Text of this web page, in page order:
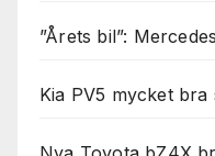
”Årets bil”:
Kia PV5 mycket bra